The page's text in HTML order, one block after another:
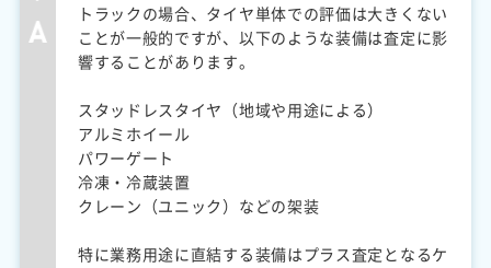
トラックの場合、タイヤ単体での評価は大きくない
ことが一般的ですが、以下のような装備は査定に影
響することがあります。
スタッドレスタイヤ（地域や用途による）
アルミホイール
パワーゲート
冷凍・冷蔵装置
クレーン（ユニック）などの架装
特に業務用途に直結する装備はプラス査定となるケ